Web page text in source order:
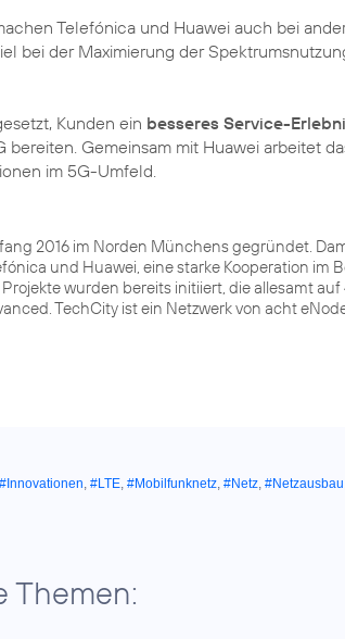
Telefónica und Huawei auch bei
bei der Maximierung der
Kunden ein besseres Service-
Gemeinsam mit Huawei arbeitet
im 5G-Umfeld.
2016 im Norden Münchens gegründet.
und Huawei, eine starke Kooperation im
wurden bereits initiiert, die allesamt
TechCity ist ein Netzwerk von acht
#Innovationen, #LTE, #Mobilfunknetz, #Netz, #Netzausbau
Themen: